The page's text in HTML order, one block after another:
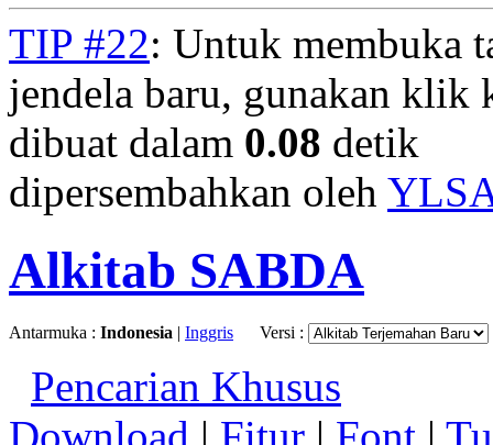
TIP #22: Untuk membuka
jendela baru, gunakan klik
dibuat dalam 0.08 detik
dipersembahkan oleh
Alkitab SABDA
Antarmuka : Indonesia | Inggris Versi :
Pencarian Khusus